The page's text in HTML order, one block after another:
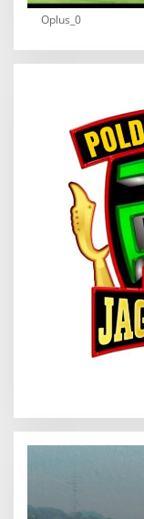
Oplus_0